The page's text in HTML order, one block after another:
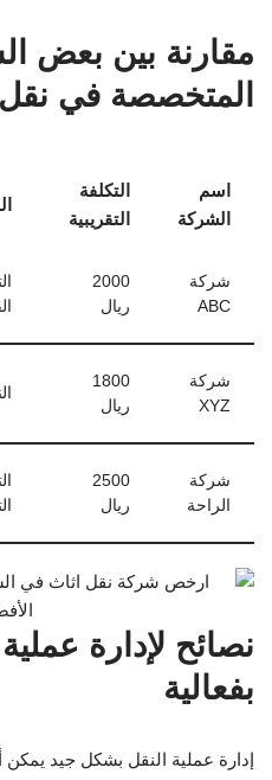
مقارنة بين بعض
المتخصصة في نقل
اسم
الشركة
التكلفة
التقريبية
شركة
ABC
2000
ريال
شركة
XYZ
1800
ريال
شركة
الراحة
2500
ريال
نصائح لإدارة
بفعالية
إدارة عملية النقل بشكل جيد